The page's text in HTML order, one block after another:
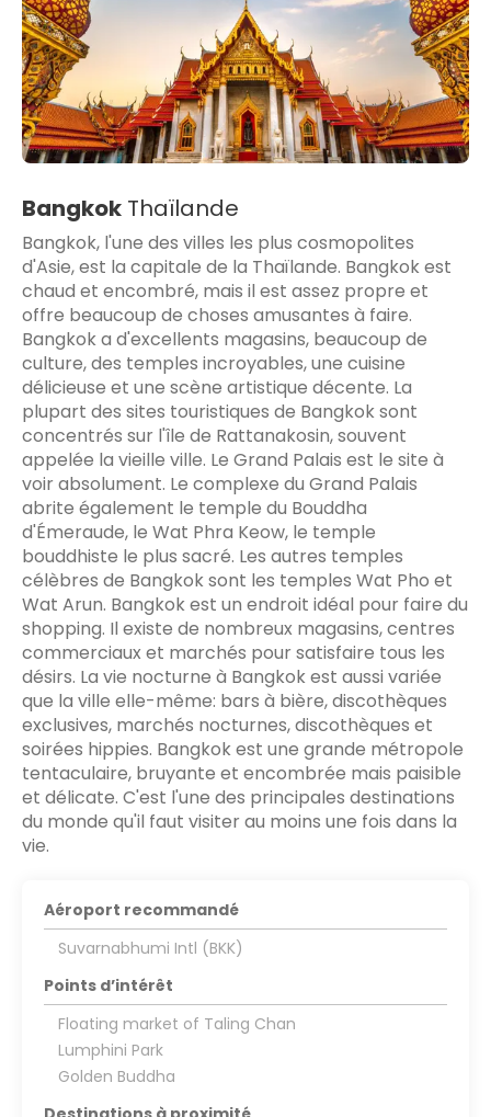
Bangkok Thaïlande
Bangkok, l'une des villes les plus cosmopolites
d'Asie, est la capitale de la Thaïlande. Bangkok est
chaud et encombré, mais il est assez propre et
offre beaucoup de choses amusantes à faire.
Bangkok a d'excellents magasins, beaucoup de
culture, des temples incroyables, une cuisine
délicieuse et une scène artistique décente. La
plupart des sites touristiques de Bangkok sont
concentrés sur l'île de Rattanakosin, souvent
appelée la vieille ville. Le Grand Palais est le site à
voir absolument. Le complexe du Grand Palais
abrite également le temple du Bouddha
d'Émeraude, le Wat Phra Keow, le temple
bouddhiste le plus sacré. Les autres temples
célèbres de Bangkok sont les temples Wat Pho et
Wat Arun. Bangkok est un endroit idéal pour faire du
shopping. Il existe de nombreux magasins, centres
commerciaux et marchés pour satisfaire tous les
désirs. La vie nocturne à Bangkok est aussi variée
que la ville elle-même: bars à bière, discothèques
exclusives, marchés nocturnes, discothèques et
soirées hippies. Bangkok est une grande métropole
tentaculaire, bruyante et encombrée mais paisible
et délicate. C'est l'une des principales destinations
du monde qu'il faut visiter au moins une fois dans la
vie.
Aéroport recommandé
Suvarnabhumi Intl (BKK)
Points d’intérêt
Floating market of Taling Chan
Lumphini Park
Golden Buddha